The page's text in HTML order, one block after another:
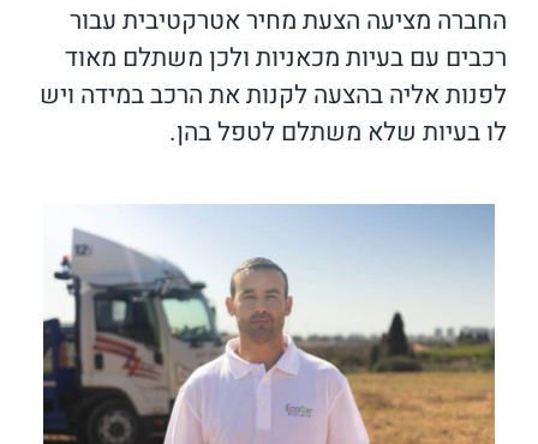
החברה מציעה הצעת מחיר אטרקטיבית עבור
רכבים עם בעיות מכאניות ולכן משתלם מאוד
לפנות אליה בהצעה לקנות את הרכב במידה ויש
לו בעיות שלא משתלם לטפל בהן.